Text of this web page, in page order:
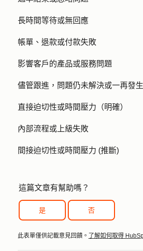
長時間等待或無回應
帳單、退款或付款失敗
影響客戶的產品或服務問題
儘管跟進，問題仍未解決或一再發生
直接迫切性或時間壓力（明確）
內部流程或上級失敗
間接迫切性或時間壓力 (推斷)
這篇文章有幫助嗎？
是 否
此表單僅供記載意見回饋。 了解如何取得